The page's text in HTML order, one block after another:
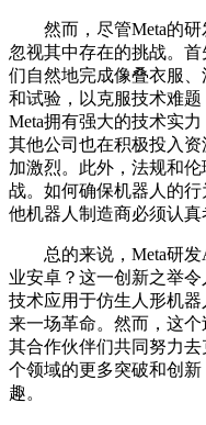
然而，尽管Meta的研
忽视其中存在的挑战。
们自然地完成像叠衣服
和试验，以克服技术难
Meta拥有强大的技术实
其他公司也在积极投入
加激烈。此外，法规和
战。如何确保机器人的
他机器人制造商必须认真
总的来说，Meta研发
业安卓？这一创新之举
技术应用于仿生人形机
来一场革命。然而，这
其合作伙伴们共同努力
个领域的更多突破和创
趣。